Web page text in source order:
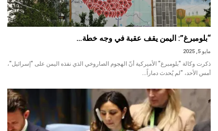
“بلومبرغ”: اليمن يقف عقبة في وجه خطة…
مايو 5, 2025
ذكرت وكالة "بلومبرغ" الأميركية أنّ الهجوم الصاروخي الذي نفذه اليمن على "إسرائيل"،
أمس الأحد، "لم يُحدث دماراً…